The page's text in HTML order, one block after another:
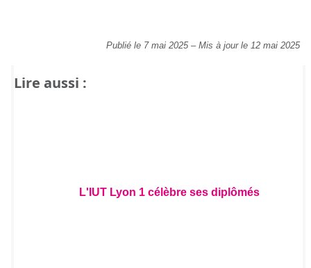
Publié le 7 mai 2025 – Mis à jour le 12 mai 2025
Lire aussi :
L'IUT Lyon 1 célèbre ses diplômés